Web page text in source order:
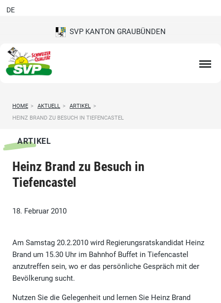
SVP KANTON GRAUBÜNDEN
DE
HOME > AKTUELL > ARTIKEL >
HEINZ BRAND ZU BESUCH IN TIEFENCASTEL
ARTIKEL
Heinz Brand zu Besuch in
Tiefencastel
18. Februar 2010
Am Samstag 20.2.2010 wird Regierungsratskandidat Heinz
Brand um 15.30 Uhr im Bahnhof Buffet in Tiefencastel
anzutreffen sein, wo er das persönliche Gespräch mit der
Bevölkerung sucht.
Nutzen Sie die Gelegenheit und lernen Sie Heinz Brand